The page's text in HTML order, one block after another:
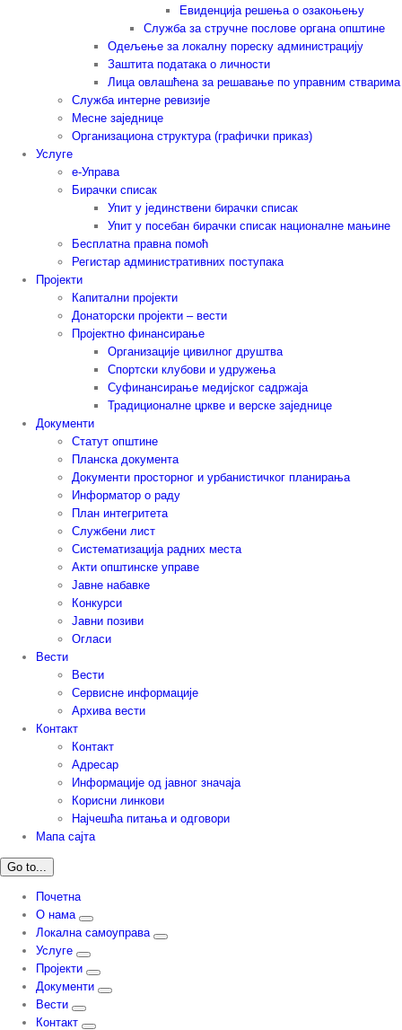
Евиденција решења о озакоњењу
Служба за стручне послове органа општине
Одељење за локалну пореску администрацију
Заштита података о личности
Лица овлашћена за решавање по управним стварима
Служба интерне ревизије
Месне заједнице
Организациона структура (графички приказ)
Услуге
е-Управа
Бирачки списак
Упит у јединствени бирачки списак
Упит у посебан бирачки списак националне мањине
Бесплатна правна помоћ
Регистар административних поступака
Пројекти
Капитални пројекти
Донаторски пројекти – вести
Пројектно финансирање
Организације цивилног друштва
Спортски клубови и удружења
Суфинансирање медијског садржаја
Традиционалне цркве и верске заједнице
Документи
Статут општине
Планска документа
Документи просторног и урбанистичког планирања
Информатор о раду
План интегритета
Службени лист
Систематизација радних места
Акти општинске управе
Јавне набавке
Конкурси
Јавни позиви
Огласи
Вести
Вести
Сервисне информације
Архива вести
Контакт
Контакт
Адресар
Информације од јавног значаја
Корисни линкови
Најчешћа питања и одговори
Мапа сајта
Go to...
Почетна
О нама
Локална самоуправа
Услуге
Пројекти
Документи
Вести
Контакт